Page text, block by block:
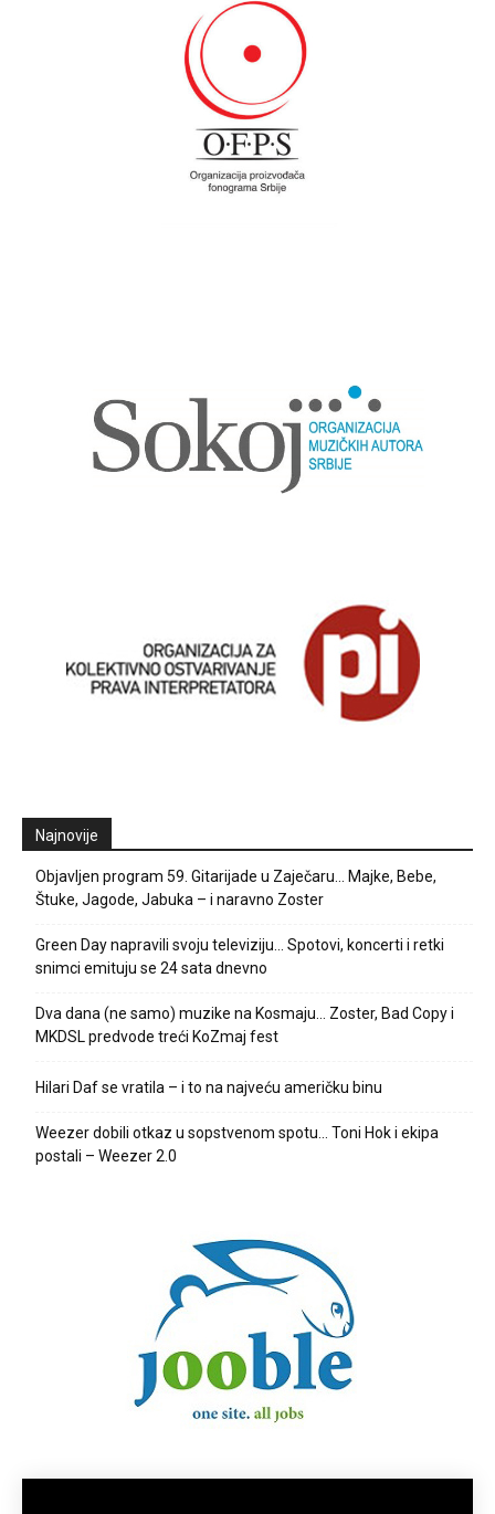
Najnovije
Objavljen program 59. Gitarijade u Zaječaru… Majke, Bebe,
Štuke, Jagode, Jabuka – i naravno Zoster
Green Day napravili svoju televiziju… Spotovi, koncerti i retki
snimci emituju se 24 sata dnevno
Dva dana (ne samo) muzike na Kosmaju… Zoster, Bad Copy i
MKDSL predvode treći KoZmaj fest
Hilari Daf se vratila – i to na najveću američku binu
Weezer dobili otkaz u sopstvenom spotu… Toni Hok i ekipa
postali – Weezer 2.0